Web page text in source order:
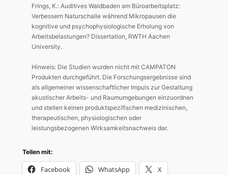
Frings, K.: Auditives Waldbaden am Büroarbeitsplatz:
Verbessern Naturschalle während Mikropausen die
kognitive und psychophysiologische Erholung von
Arbeitsbelastungen? Dissertation, RWTH Aachen
University.
Hinweis: Die Studien wurden nicht mit CAMPATON
Produkten durchgeführt. Die Forschungsergebnisse sind
als allgemeiner wissenschaftlicher Impuls zur Gestaltung
akustischer Arbeits- und Raumumgebungen einzuordnen
und stellen keinen produktspezifischen medizinischen,
therapeutischen, physiologischen oder
leistungsbezogenen Wirksamkeitsnachweis dar.
Teilen mit:
Facebook WhatsApp X